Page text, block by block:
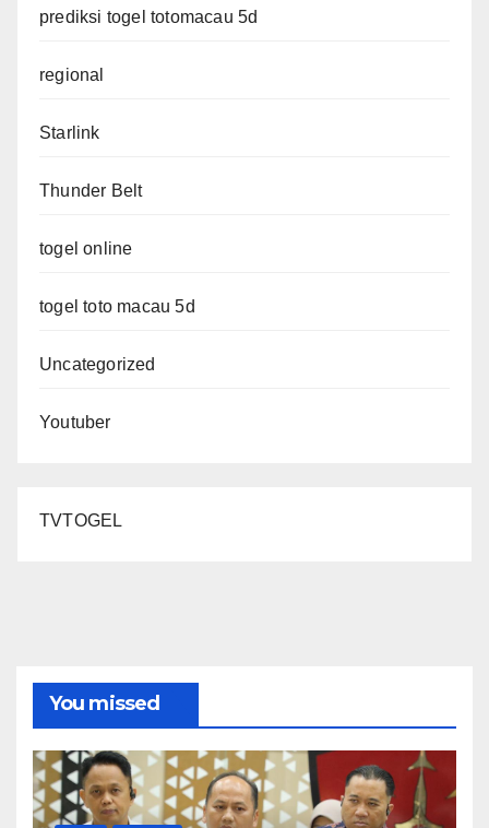
prediksi togel totomacau 5d
regional
Starlink
Thunder Belt
togel online
togel toto macau 5d
Uncategorized
Youtuber
TVTOGEL
You missed